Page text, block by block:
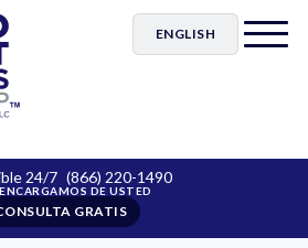
ENGLISH
24/7 (866) 220-1490
GRATIS